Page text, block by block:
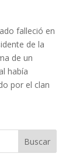
falleció en
de la
de un
había
por el clan
Buscar